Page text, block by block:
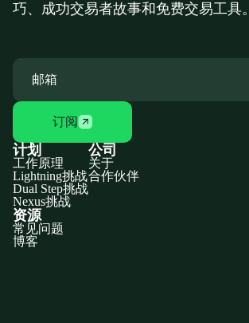
巧、成功交易者故事和免费交易工具。
订阅
计划
工作原理
Lightning挑战
Dual Step挑战
Nexus挑战
公司
关于
合作伙伴
资源
常见问题
博客